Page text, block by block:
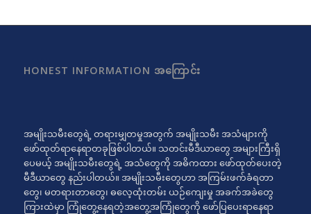
HONEST INFORMATION အကြောင်း
အမျိုးသမီးတွေရဲ့ တရားမျှတမှုအတွက် အမျိုးသမီး အသံများကို
ဖော်ထုတ်ရာနေရာတခုဖြစ်ပါတယ်။ သတင်းမီဒီယာတွေ အများကြီးရှိ
ပေမယ့် အမျိုးသမီးတွေရဲ့ အသံတွေကို အဓိကထား ဖော်ထုတ်ပေးတဲ့
မီဒီယာတွေ နည်းပါတယ်။ အမျိုးသမီးတွေဟာ အကြမ်းဖက်ခံရတာ
တွေ၊ မတရားတာတွေ၊ ဓလေ့ထုံးတမ်း ယဉ်ကျေးမှု အခက်အခဲတွေ
ကြားထဲမှာ ကြုံတွေ့နေရတဲ့အတွေ့အကြုံတွေကို ဖော်ပြပေးရာနေရာ